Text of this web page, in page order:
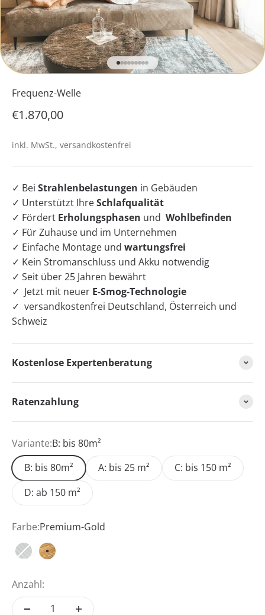
Gehe zu Element 1
Gehe zu Element 2
Gehe zu Element 3
Gehe zu Element 4
Gehe zu Element 5
Gehe zu Element 6
Gehe zu Element 7
Gehe zu Element 8
Gehe zu Element 9
Frequenz-Welle
Angebot
€1.870,00
inkl. MwSt., versandkostenfrei
✓ Bei Strahlenbelastungen in Gebäuden
✓ Unterstützt IhreSchlafqualität
✓ Fördert Erholungsphasen und Wohlbefinden
✓ Für Zuhause und im Unternehmen
✓ Einfache Montage und wartungsfrei
✓ Kein Stromanschluss und Akku notwendig
✓ Seit über 25 Jahren bewährt
✓ Jetzt mit neuer E-Smog-Technologie
✓ versandkostenfrei Deutschland, Österreich und
Schweiz
Kostenlose Expertenberatung
Ratenzahlung
Variante:B: bis 80m²
B: bis 80m²
A: bis 25 m²
C: bis 150 m²
D: ab 150 m²
Farbe:Premium-Gold
Premium-Weiß
Premium-Gold
Anzahl: